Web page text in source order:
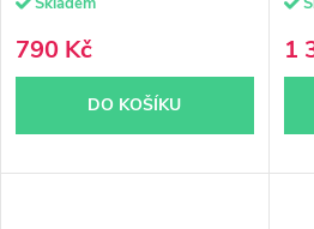
790 Kč
DO KOŠÍKU
1